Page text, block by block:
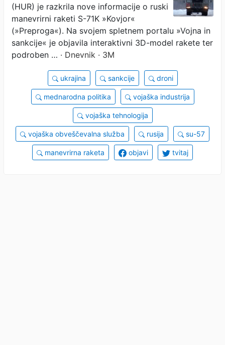
(HUR) je razkrila nove informacije o ruski
manevrirni raketi S-71K »Kovjor«
(»Preproga«). Na svojem spletnem portalu »Vojna in
sankcije« je objavila interaktivni 3D-model rakete ter
podroben … · Dnevnik · 3M
ukrajina sankcije droni
mednarodna politika vojaška industrija
vojaška tehnologija
vojaška obveščevalna služba rusija su-57
manevrirna raketa objavi tvitaj